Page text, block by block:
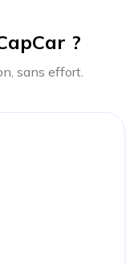
?
sans effort.